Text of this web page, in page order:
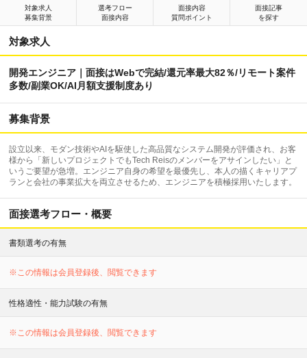
対象求人
募集背景
選考フロー
面接内容
面接内容
質問ポイント
面接記事
を探す
対象求人
開発エンジニア｜面接はWebで完結/還元率最大82％/リモート案件
多数/副業OK/AI月額支援制度あり
募集背景
設立以来、モダン技術やAIを駆使した高品質なシステム開発が評価され、お客
様から「新しいプロジェクトでもTech Reisのメンバーをアサインしたい」と
いうご要望が急増。エンジニア自身の希望を最優先し、本人の描くキャリアプ
ランと会社の事業拡大を両立させるため、エンジニアを積極採用いたします。
面接選考フロー・概要
書類選考の有無
※この情報は会員登録後、閲覧できます
性格適性・能力試験の有無
※この情報は会員登録後、閲覧できます